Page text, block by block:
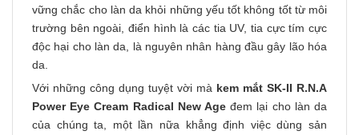
vững chắc cho làn da khỏi những yếu tốt không tốt từ môi
trường bên ngoài, điển hình là các tia UV, tia cực tím cực
độc hại cho làn da, là nguyên nhân hàng đầu gây lão hóa
da.
Với những công dụng tuyệt vời mà kem mắt SK-II R.N.A
Power Eye Cream Radical New Ageđem lại cho làn da
của chúng ta, một lần nữa khẳng định việc dùng sản